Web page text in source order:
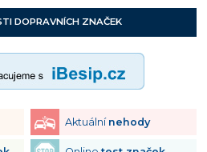
DOPRAVNÍCH ZNAČEK
Aktuální nehody